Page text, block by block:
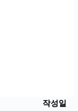
작성일